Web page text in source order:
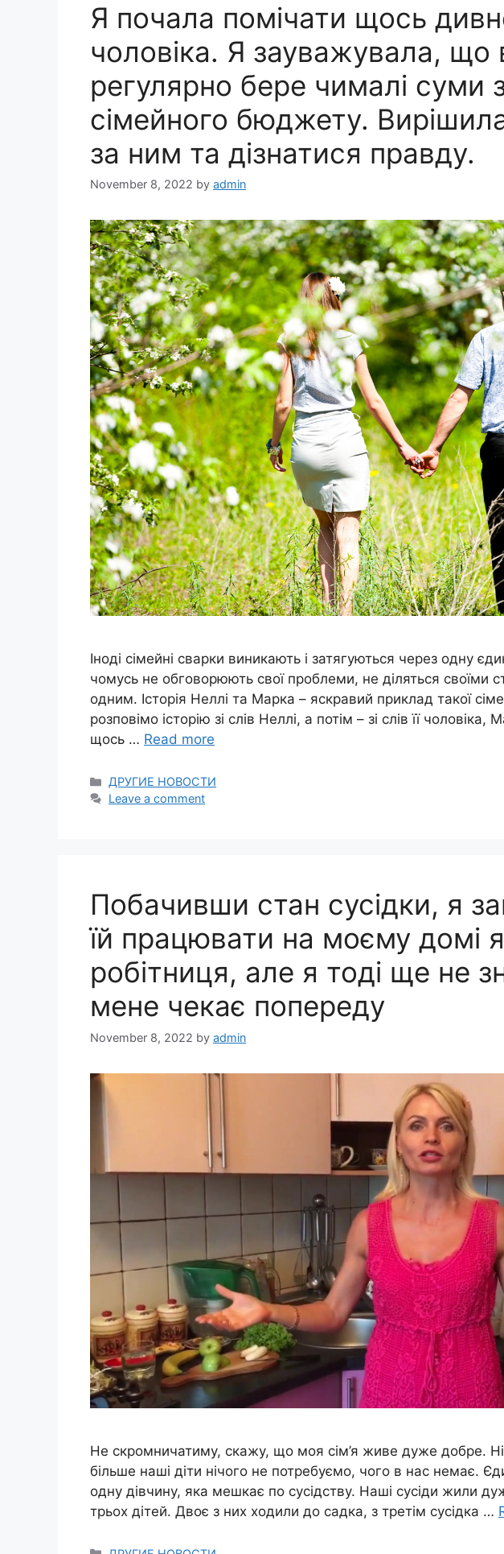
Я почала помічати щось
чоловіка. Я зауважувала, що
регулярно бере чималі суми
сімейного бюджету.
за ним та дізнатися правду.
November 8, 2022 by admin
Іноді сімейні сварки виникають і затягуються через одну
чомусь не обговорюють свої проблеми, не діляться своїми
одним. Історія Неллі та Марка – яскравий приклад такої
розповімо історію зі слів Неллі, а потім – зі слів її
щось … Read more
Categories
ДРУГИЕ НОВОСТИ
Leave a comment
Побачивши стан сусідки, я
їй працювати на моєму домі
робітниця, але я тоді ще не
мене чекає попереду
November 8, 2022 by admin
Не скромничатиму, скажу, що моя сім’я живе дуже добре.
більше наші діти нічого не потребуємо, чого в нас немає.
одну дівчину, яка мешкає по сусідству. Наші сусіди жили
трьох дітей. Двоє з них ходили до садка, з третім сусідка …